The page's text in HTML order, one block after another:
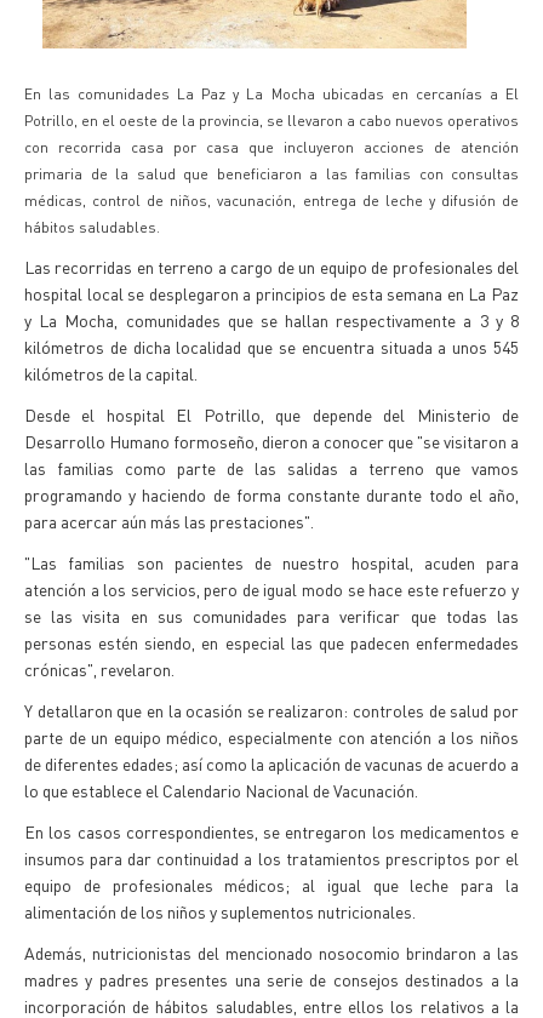
En las comunidades La Paz y La Mocha ubicadas en cercanías a El
Potrillo, en el oeste de la provincia, se llevaron a cabo nuevos operativos
con recorrida casa por casa que incluyeron acciones de atención
primaria de la salud que beneficiaron a las familias con consultas
médicas, control de niños, vacunación, entrega de leche y difusión de
hábitos saludables.
Las recorridas en terreno a cargo de un equipo de profesionales del
hospital local se desplegaron a principios de esta semana en La Paz
y La Mocha, comunidades que se hallan respectivamente a 3 y 8
kilómetros de dicha localidad que se encuentra situada a unos 545
kilómetros de la capital.
Desde el hospital El Potrillo, que depende del Ministerio de
Desarrollo Humano formoseño, dieron a conocer que "se visitaron a
las familias como parte de las salidas a terreno que vamos
programando y haciendo de forma constante durante todo el año,
para acercar aún más las prestaciones".
"Las familias son pacientes de nuestro hospital, acuden para
atención a los servicios, pero de igual modo se hace este refuerzo y
se las visita en sus comunidades para verificar que todas las
personas estén siendo, en especial las que padecen enfermedades
crónicas", revelaron.
Y detallaron que en la ocasión se realizaron: controles de salud por
parte de un equipo médico, especialmente con atención a los niños
de diferentes edades; así como la aplicación de vacunas de acuerdo a
lo que establece el Calendario Nacional de Vacunación.
En los casos correspondientes, se entregaron los medicamentos e
insumos para dar continuidad a los tratamientos prescriptos por el
equipo de profesionales médicos; al igual que leche para la
alimentación de los niños y suplementos nutricionales.
Además, nutricionistas del mencionado nosocomio brindaron a las
madres y padres presentes una serie de consejos destinados a la
incorporación de hábitos saludables, entre ellos los relativos a la